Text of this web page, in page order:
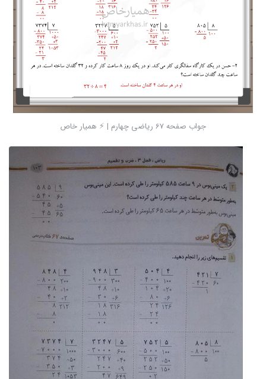
جواب صفحه 67 ریاضی چهارم | ⚡️ همیار خاص